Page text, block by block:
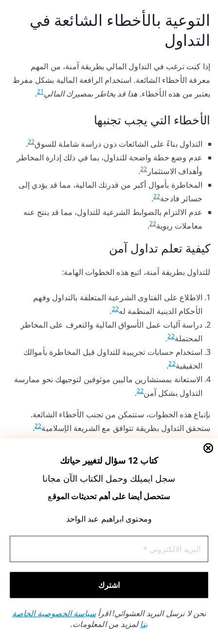
التوعية بالأخطاء الشائعة في
التداول
إذا كنت ترغب في التداول المالي بطريقة آمنة، من المهم
معرفة الأخطاء الشائعة. استخدام الرافعة المالية بشكل مفرط
يعتبر من هذه الأخطاء. هذا قد يخاطر بمصيرك المالي21
.
الأخطاء التي يجب تجنبها
التداول بناءً على الشائعات دون دراسة شاملة للسوق22
.
عدم وضع خطة واضحة للتداول، بما في ذلك إدارة المخاطر
وأهداف الاستثمار22
.
المخاطرة بأموال أكبر من قدرتك المالية، مما قد يؤدي إلى
خسائر فادحة22
.
عدم الالتزام بالضوابط الشرعية للتداول، مما قد ينتج عنه
معاملات ربوية22
.
كيفية تعلم تداول آمن
للتداول بطريقة آمنة، اتبع هذه الخطوات الهامة:
الاطلاع على الفتاوى الشرعية المتعلقة بالتداول وفهم
الأحكام الدينية المنظمة له22
.
دراسة آليات عمل الأسواق المالية والتعرف على المخاطر
المحتملة22
.
استخدام حسابات تجريبية للتداول قبل المخاطرة بأموالك
الحقيقية22
.
الاستعانة بمستشارين ماليين موثوقين لتوجيهك نحو ممارسة
التداول بشكل آمن22
.
بإتباع هذه الخطوات، ستتمكن من تجنب الأخطاء الشائعة.
ستحقق التداول بطريقة تتوافق مع الشريعة الإسلامية22
.
الفتاوى المتعلقة بتداول الأسهم
الإسلامية
في الإسلام، يجب الالتزام بالضوابط الشرعية عند تداول الأسهم.
كتاب 12 سؤال لتغيير حياتك
سجل ايميلك وحمل الكتاب الآن مجانا
ستحصل أيضا على أهم تحديثات الموقع
ومحتوى ابراهيم عبد الواحد
نحن لا نرسل البريد العشوائي! اقرأسياسة الخصوصية الخاصة
بنالمزيد من المعلومات.